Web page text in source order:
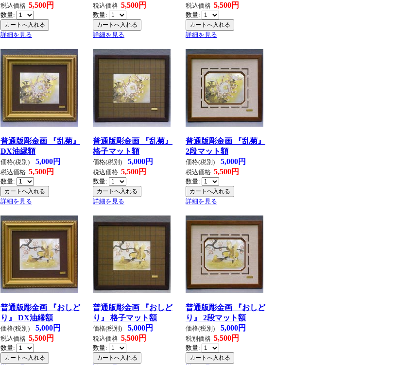
税込価格 5,500円
数量:
詳細を見る
税込価格 5,500円
数量:
詳細を見る
税込価格 5,500円
数量:
詳細を見る
普通版彫金画 『乱菊』
DX油縁額
価格(税別) 5,000円
税込価格 5,500円
数量:
詳細を見る
普通版彫金画 『乱菊』
格子マット額
価格(税別) 5,000円
税込価格 5,500円
数量:
詳細を見る
普通版彫金画 『乱菊』
2段マット額
価格(税別) 5,000円
税込価格 5,500円
数量:
詳細を見る
普通版彫金画 『おしど
り』 DX油縁額
価格(税別) 5,000円
税込価格 5,500円
数量:
普通版彫金画 『おしど
り』 格子マット額
価格(税別) 5,000円
税込価格 5,500円
数量:
普通版彫金画 『おしど
り』 2段マット額
価格(税別) 5,000円
税別価格 5,500円
数量: